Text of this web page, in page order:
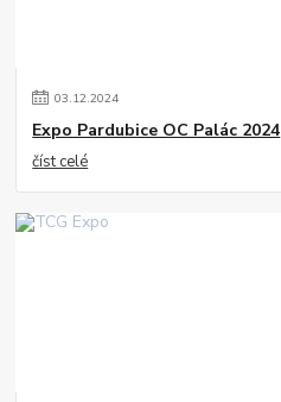
03.12.2024
Expo Pardubice OC Palác 2024
číst celé